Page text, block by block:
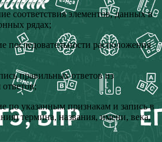
соответствия элементов, данных в
рядах;
последовательности расположения
правильных ответов из
по указанным признакам и запись в
термина, названия, имени, века,